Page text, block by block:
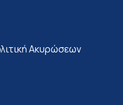
Ακυρώσεων